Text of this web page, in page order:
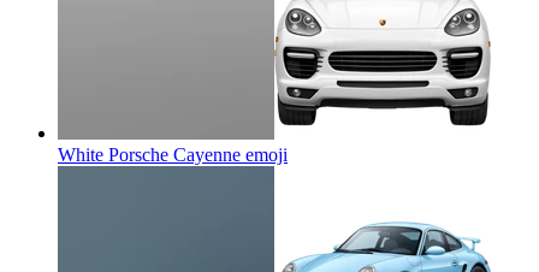
White Porsche Cayenne emoji